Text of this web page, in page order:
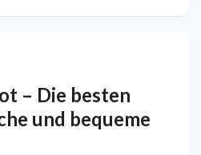
– Die besten
und bequeme